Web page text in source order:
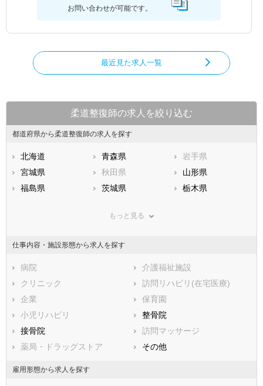
お問い合わせが可能です。
最近見た求人一覧
柔道整復師の求人を絞り込む
都道府県から柔道整復師の求人を探す
北海道 青森県
岩手県
宮城県
秋田県
山形県
福島県
茨城県
栃木県
神奈川県
石川県
福井県
静岡県
三重県
滋賀県
大阪府
兵庫県
鳥取県
広島県
徳島県
香川県
愛媛県
もっと見る
仕事内容・施設形態から求人を探す
病院
介護福祉施設
クリニック
訪問リハビリ(在宅医療)
企業
保育園
小児リハビリ
整骨院
接骨院
訪問マッサージ
薬局・ドラッグストア
その他
雇用形態から求人を探す